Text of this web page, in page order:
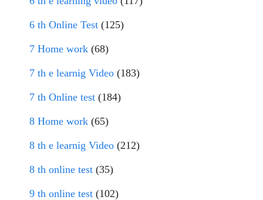
6 th Online Test (125)
7 Home work (68)
7 th e learnig Video (183)
7 th Online test (184)
8 Home work (65)
8 th e learnig Video (212)
8 th online test (35)
9 th online test (102)